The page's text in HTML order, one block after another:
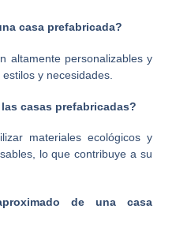
casa prefabricada?
altamente personalizables y
y necesidades.
casas prefabricadas?
materiales ecológicos y
lo que contribuye a su
de una casa